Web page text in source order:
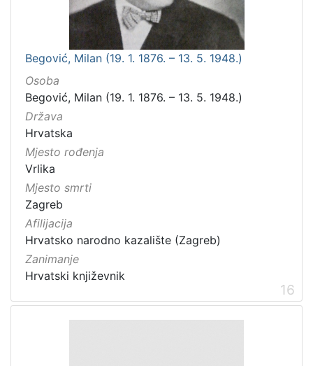
Begović, Milan (19. 1. 1876. – 13. 5. 1948.)
Osoba
Begović, Milan (19. 1. 1876. – 13. 5. 1948.)
Država
Hrvatska
Mjesto rođenja
Vrlika
Mjesto smrti
Zagreb
Afilijacija
Hrvatsko narodno kazalište (Zagreb)
Zanimanje
Hrvatski književnik
16